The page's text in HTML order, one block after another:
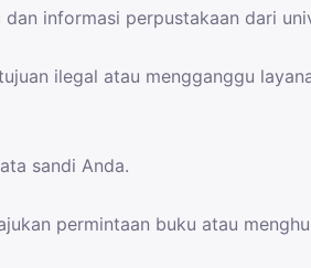
informasi perpustakaan dari
ilegal atau mengganggu
sandi Anda.
permintaan buku atau